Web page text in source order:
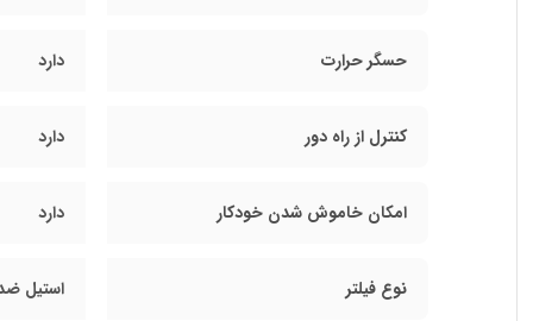
حسگر حرارت دارد
کنترل از راه دور دارد
امکان خاموش شدن خودکار دارد
نوع فیلتر استیل